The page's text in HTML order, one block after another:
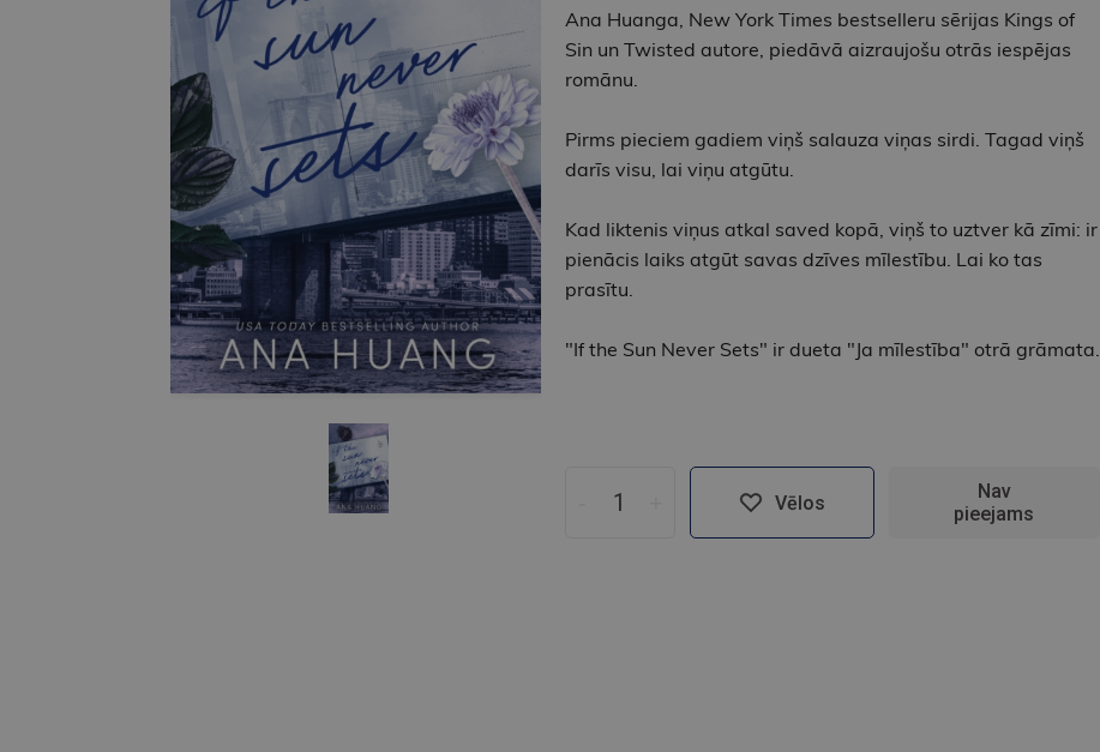
Ana Huanga, New York Times bestselleru sērijas Kings of
Sin un Twisted autore, piedāvā aizraujošu otrās iespējas
romānu.
Pirms pieciem gadiem viņš salauza viņas sirdi. Tagad viņš
darīs visu, lai viņu atgūtu.
Kad liktenis viņus atkal saved kopā, viņš to uztver kā zīmi: ir
pienācis laiks atgūt savas dzīves mīlestību. Lai ko tas
prasītu.
"If the Sun Never Sets" ir dueta "Ja mīlestība" otrā grāmata.
Vēlos
Nav
pieejams